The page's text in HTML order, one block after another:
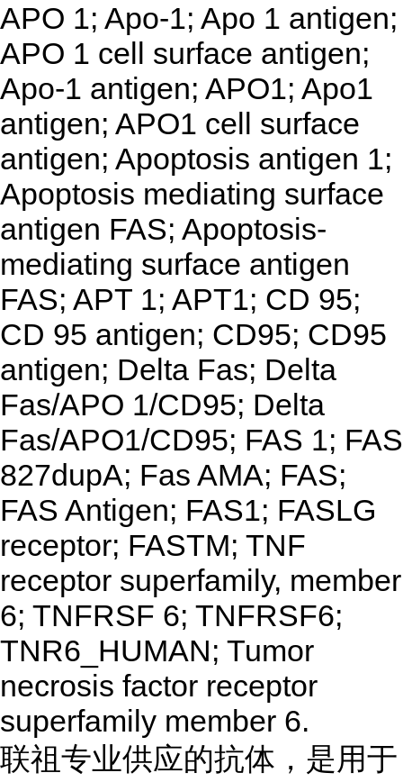
APO 1; Apo-1; Apo 1 antigen;
APO 1 cell surface antigen;
Apo-1 antigen; APO1; Apo1
antigen; APO1 cell surface
antigen; Apoptosis antigen 1;
Apoptosis mediating surface
antigen FAS; Apoptosis-
mediating surface antigen
FAS; APT 1; APT1; CD 95;
CD 95 antigen; CD95; CD95
antigen; Delta Fas; Delta
Fas/APO 1/CD95; Delta
Fas/APO1/CD95; FAS 1; FAS
827dupA; Fas AMA; FAS;
FAS Antigen; FAS1; FASLG
receptor; FASTM; TNF
receptor superfamily, member
6; TNFRSF 6; TNFRSF6;
TNR6_HUMAN; Tumor
necrosis factor receptor
superfamily member 6.
联祖专业供应的抗体，是用于